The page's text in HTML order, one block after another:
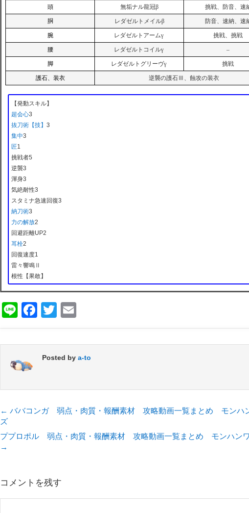
頭 無垢ナル龍冠β 挑戦、防音、速
胴 レダゼルトメイルβ 防音、速納、速
腕 レダゼルトアームγ 挑戦、挑戦
腰 レダゼルトコイルγ –
脚 レダゼルトグリーヴγ 挑戦
護石、装衣 逆襲の護石Ⅲ、蝕攻の装衣
【発動スキル】
超会心3
抜刀術【技】 3
集中3
匠1
挑戦者5
逆襲3
渾身3
気絶耐性3
スタミナ急速回復3
納刀術3
力の解放2
回避距離UP2
耳栓2
回復速度1
雷々響鳴Ⅱ
根性【果敢】
Li
n
e
F
a
c
e
o
o
k
T
wi
tt
er
m
ail
Posted by a-to
← ババコンガ 弱点・肉質・報酬素材 攻略動画一覧まとめ モンハ
ズ
ププロポル 弱点・肉質・報酬素材 攻略動画一覧まとめ モンハン
→
コメントを残す